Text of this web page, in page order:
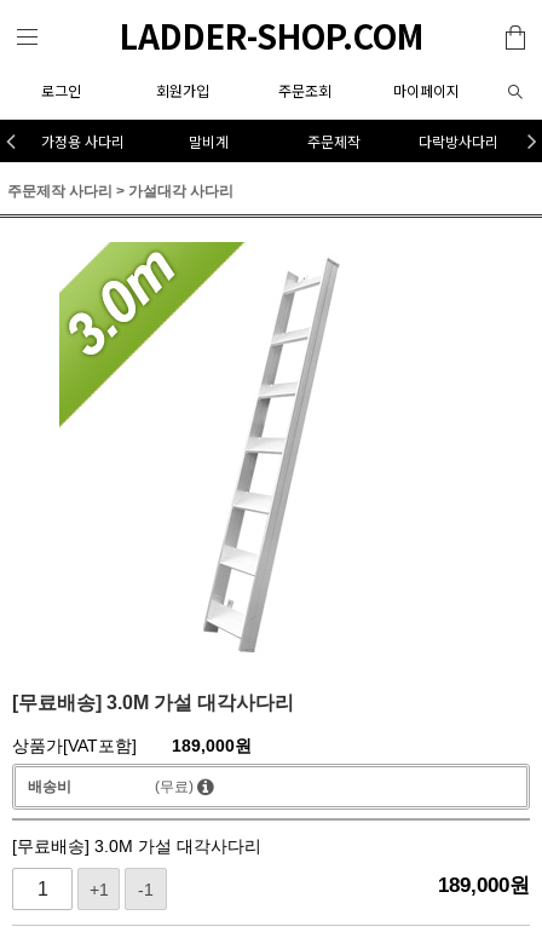
LADDER-SHOP.COM
로그인 회원가입 주문조회 마이페이지
가정용 사다리 말비계 주문제작 다락방사다리
주문제작 사다리 > 가설대각 사다리
[무료배송] 3.0M 가설 대각사다리
상품가[VAT포함] 189,000원
배송비 (무료)
[무료배송] 3.0M 가설 대각사다리
+1 -1 189,000원